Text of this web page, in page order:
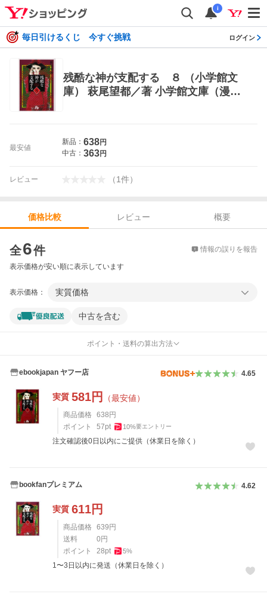
i
毎日引けるくじ 今すぐ挑戦 ログイン
残酷な神が支配する ８ （小学館文
庫） 萩尾望都／著 小学館文庫（漫
最安値
新品： 638円
中古： 363円
レビュー （1件）
価格比較 レビュー
概要
全6件 情報の誤りを報告
表示価格が安い順に表示しています
表示価格： 実質価格
中古を含む
ポイント・送料の算出方法
ebookjapan ヤフー店 4.65
実質 581円 （最安値）
商品価格 638 円
ポイント
57pt 10%要エントリー
注文確認後0日以内にご提供（休業日を除く）
bookfanプレミアム 4.62
実質 611円
商品価格 639 円
送料
0 円
ポイント
28pt 5%
1〜3日以内に発送（休業日を除く）